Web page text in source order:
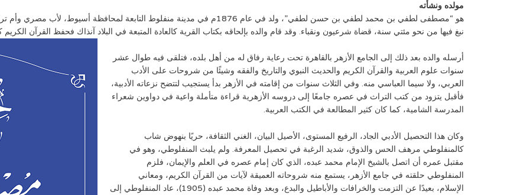
مولده ونشأته
هو “مصطفى لطفي بن محمد لطفي بن حسن لطفي”، ولد في عام 1876م في مدينة منفلوط التابعة
نبغ فيها من نحو مئتي سنة، قضاة شرعيون ونقباء. وقد قام والده بإلحاقه بكتاب القرية كالعادة المتبعة في البلاد آنذاك فحفظ القرآن
أرسله والده بعد ذلك إلى الجامع الأزهر بالقاهرة تحت رعاية رفاق له من أهل بلده، فتلقى فيه طوال عشر
سنوات علوم العربية والقرآن الكريم والحديث النبوي والتاريخ والفقه وشيئًا من شروحات على الأدب
العربي، ولا سيما العباسي منه. وفي الثلاث سنوات من إقامته في الأزهر بدأ يستجيب لتتضح نزعاته الأدبية،
فأقبل يتزود من كتب التراث في عصره جامعًا إلى دروسه الأزهرية قراءة متأملة واعية في دواوين شعراء
المدرسة الشامية، كما كان كثير المطالعة في الكتب العربية.
وكان هذا التحصيل الأدبي الجاد، الرفيع المستوى، الأصيل البيان، الغني الثقافة، حريًا بنهوض شاب
كالمنفلوطي مرهف الحس والذوق، شديد الرغبة في تحصيل المعرفة. ولم يلبث المنفلوطي، وهو في
مقتبل عمره أن اتصل بالشيخ الإمام محمد عبده، الذي كان إمام عصره في العلم والإيمان، فلزم
المنفلوطي حلقته في جامع الأزهر، يستمع منه شروحاته العميقة لآيات من القرآن الكريم، ومعاني
الإسلام، بعيدًا عن التزمت والخرافات والأباطيل والبدع، وبعد وفاة محمد عبده (1905)، عاد المنفلوطي إلى